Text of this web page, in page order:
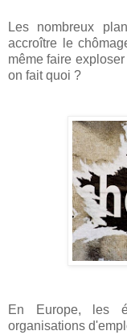
Les nombreux
accroître le
même faire
on fait quoi ?
En Europe, les
organisations